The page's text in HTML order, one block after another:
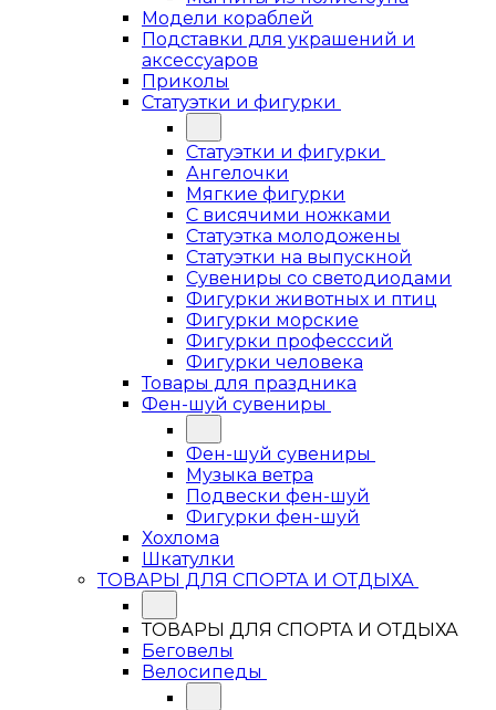
Модели кораблей
Подставки для украшений и
аксессуаров
Приколы
Статуэтки и фигурки
Статуэтки и фигурки
Ангелочки
Мягкие фигурки
С висячими ножками
Статуэтка молодожены
Статуэтки на выпускной
Сувениры со светодиодами
Фигурки животных и птиц
Фигурки морские
Фигурки професссий
Фигурки человека
Товары для праздника
Фен-шуй сувениры
Фен-шуй сувениры
Музыка ветра
Подвески фен-шуй
Фигурки фен-шуй
Хохлома
Шкатулки
ТОВАРЫ ДЛЯ СПОРТА И ОТДЫХА
ТОВАРЫ ДЛЯ СПОРТА И ОТДЫХА
Беговелы
Велосипеды